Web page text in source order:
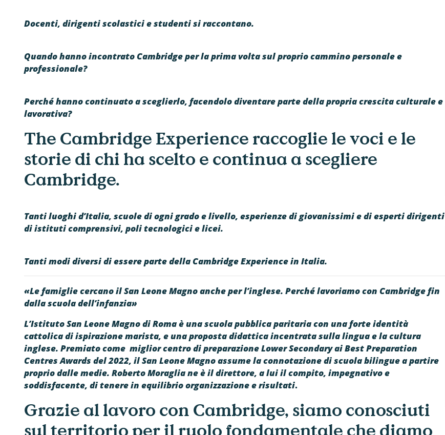
Docenti, dirigenti scolastici e studenti si raccontano.
Quando hanno incontrato Cambridge per la prima volta sul proprio cammino personale e
professionale?
Perché hanno continuato a sceglierlo, facendolo diventare parte della propria crescita culturale e
lavorativa?
The Cambridge Experience raccoglie le voci e le
storie di chi ha scelto e continua a scegliere
Cambridge.
Tanti luoghi d’Italia, scuole di ogni grado e livello, esperienze di giovanissimi e di esperti dirigenti
di istituti comprensivi, poli tecnologici e licei.
Tanti modi diversi di essere parte della Cambridge Experience in Italia.
«Le famiglie cercano il San Leone Magno anche per l’inglese. Perché lavoriamo con Cambridge fin
dalla scuola dell’infanzia»
L’Istituto San Leone Magno di Roma è una scuola pubblica paritaria con una forte identità
cattolica di ispirazione marista, e una proposta didattica incentrata sulla lingua e la cultura
inglese. Premiato come miglior centro di preparazione Lower Secondary ai Best Preparation
Centres Awards del 2022, il San Leone Magno assume la connotazione di scuola bilingue a partire
proprio dalle medie. Roberto Moraglia ne è il direttore, a lui il compito, impegnativo e
soddisfacente, di tenere in equilibrio organizzazione e risultati.
Grazie al lavoro con Cambridge, siamo conosciuti
sul territorio per il ruolo fondamentale che diamo